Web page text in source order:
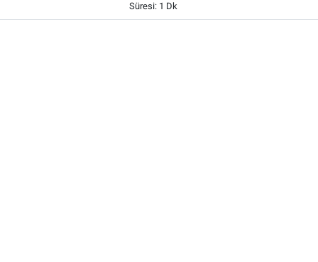
Süresi: 1 Dk
Tahıllar ve Baklagiller